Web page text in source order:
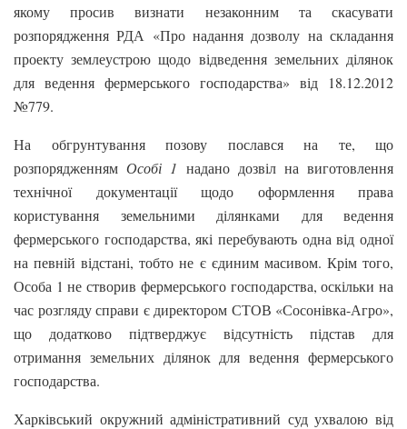
якому просив визнати незаконним та скасувати
розпорядження РДА «Про надання дозволу на складання
проекту землеустрою щодо відведення земельних ділянок
для ведення фермерського господарства» від 18.12.2012
№779.
На обгрунтування позову послався на те, що
розпорядженнямОсобі 1 надано дозвіл на виготовлення
технічної документації щодо оформлення права
користування земельними ділянками для ведення
фермерського господарства, які перебувають одна від одної
на певній відстані, тобто не є єдиним масивом. Крім того,
Особа 1 не створив фермерського господарства, оскільки на
час розгляду справи є директором СТОВ «Сосонівка-Агро»,
що додатково підтверджує відсутність підстав для
отримання земельних ділянок для ведення фермерського
господарства.
Харківський окружний адміністративний суд ухвалою від